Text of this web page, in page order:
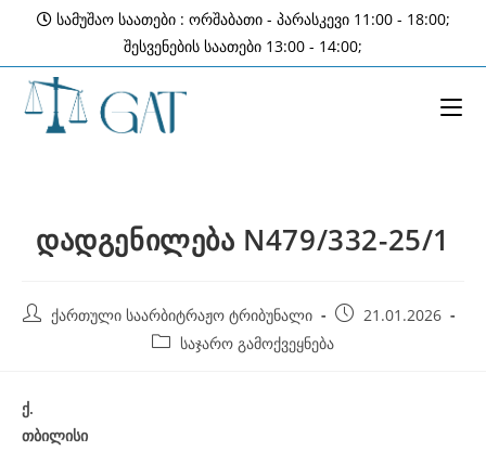
content
სამუშაო საათები : ორშაბათი - პარასკევი 11:00 - 18:00;
შესვენების საათები 13:00 - 14:00;
დადგენილება N479/332-25/1
Post ქართული საარბიტრაჟო ტრიბუნალი
Post 21.01.2026
Post საჯარო გამოქვეყნება
ქ.
თბილისი